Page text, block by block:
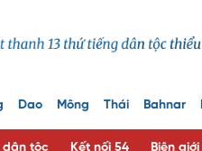
Dao Mông Thái Bahnar
dân tộc Kết nối 54 Biên